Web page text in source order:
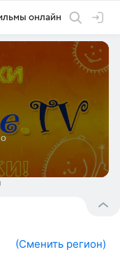
онлайн
(Сменить регион)